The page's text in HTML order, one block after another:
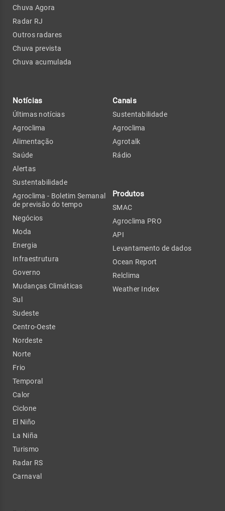
Chuva Agora
Radar RJ
Outros radares
Chuva prevista
Chuva acumulada
Notícias
Últimas notícias
Agroclima
Alimentação
Saúde
Alertas
Sustentabilidade
Agroclima - Boletim Semanal
de previsão do tempo
Negócios
Moda
Energia
Infraestrutura
Governo
Mudanças Climáticas
Sul
Sudeste
Centro-Oeste
Nordeste
Norte
Frio
Temporal
Calor
Ciclone
El Niño
La Niña
Turismo
Radar RS
Carnaval
Canais
Sustentabilidade
Agroclima
Agrotalk
Rádio
Produtos
SMAC
Agroclima PRO
API
Levantamento de dados
Ocean Report
Relclima
Weather Index